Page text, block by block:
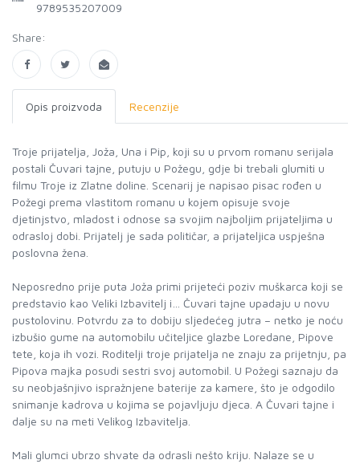
9789535207009
Share:
Opis proizvoda Recenzije
Troje prijatelja, Joža, Una i Pip, koji su u prvom romanu serijala
postali Čuvari tajne, putuju u Požegu, gdje bi trebali glumiti u
filmu Troje iz Zlatne doline. Scenarij je napisao pisac rođen u
Požegi prema vlastitom romanu u kojem opisuje svoje
djetinjstvo, mladost i odnose sa svojim najboljim prijateljima u
odrasloj dobi. Prijatelj je sada političar, a prijateljica uspješna
poslovna žena.
Neposredno prije puta Joža primi prijeteći poziv muškarca koji se
predstavio kao Veliki Izbavitelj i… Čuvari tajne upadaju u novu
pustolovinu. Potvrdu za to dobiju sljedećeg jutra – netko je noću
izbušio gume na automobilu učiteljice glazbe Loredane, Pipove
tete, koja ih vozi. Roditelji troje prijatelja ne znaju za prijetnju, pa
Pipova majka posudi sestri svoj automobil. U Požegi saznaju da
su neobjašnjivo ispražnjene baterije za kamere, što je odgodilo
snimanje kadrova u kojima se pojavljuju djeca. A Čuvari tajne i
dalje su na meti Velikog Izbavitelja.
Mali glumci ubrzo shvate da odrasli nešto kriju. Nalaze se u